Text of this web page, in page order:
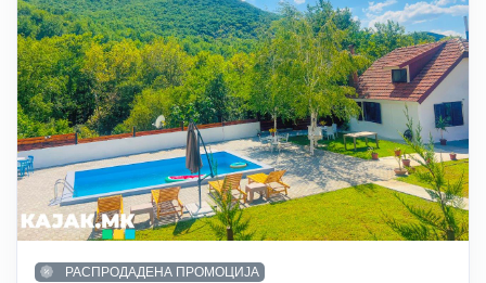
РАСПРОДАДЕНА ПРОМОЦИЈА